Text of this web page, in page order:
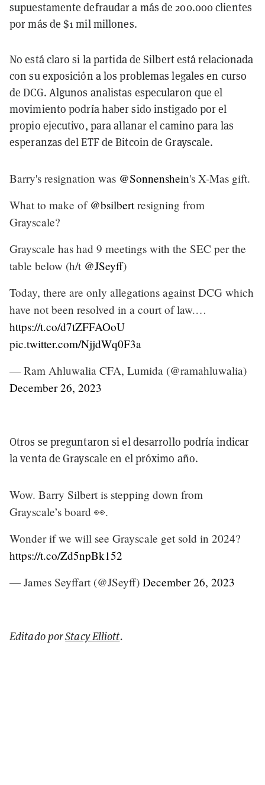
supuestamente defraudar a más de 200.000 clientes
por más de $1 mil millones.
No está claro si la partida de Silbert está relacionada
con su exposición a los problemas legales en curso
de DCG. Algunos analistas especularon que el
movimiento podría haber sido instigado por el
propio ejecutivo, para allanar el camino para las
esperanzas del ETF de Bitcoin de Grayscale.
Barry's resignation was @Sonnenshein's X-Mas gift.
What to make of @bsilbertresigning from
Grayscale?
Grayscale has had 9 meetings with the SEC per the
table below (h/t @JSeyff)
Today, there are only allegations against DCG which
have not been resolved in a court of law.…
https://t.co/d7tZFFAOoU
pic.twitter.com/NjjdWq0F3a
— Ram Ahluwalia CFA, Lumida (@ramahluwalia)
December 26, 2023
Otros se preguntaron si el desarrollo podría indicar
la venta de Grayscale en el próximo año.
Wow. Barry Silbert is stepping down from
Grayscale’s board 👀.
Wonder if we will see Grayscale get sold in 2024?
https://t.co/Zd5npBk152
— James Seyffart (@JSeyff) December 26, 2023
Editado porStacy Elliott.